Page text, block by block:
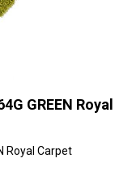
GREEN Royal
Royal Carpet